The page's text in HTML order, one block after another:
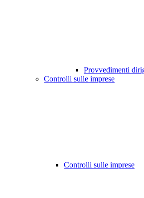
Provvedimenti
Controlli sulle imprese
Controlli sulle imprese